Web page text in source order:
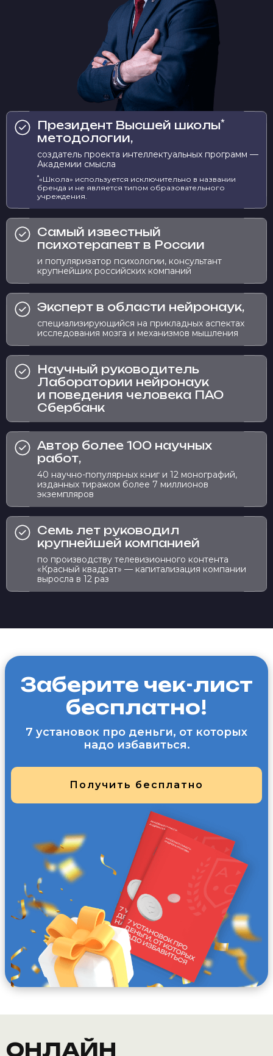
Президент Высшей школы*
методологии,
создатель проекта интеллектуальных программ —
Академии смысла
*«Школа» используется исключительно в названии
бренда и не является типом образовательного
учреждения.
Самый известный
психотерапевт в России
и популяризатор психологии, консультант
крупнейших российских компаний
Эксперт в области нейронаук,
специализирующийся на прикладных аспектах
исследования мозга и механизмов мышления
Научный руководитель
Лаборатории нейронаук
и поведения человека ПАО
Сбербанк
Автор более 100 научных
работ,
40 научно-популярных книг и 12 монографий,
изданных тиражом более 7 миллионов
экземпляров
Семь лет руководил
крупнейшей компанией
по производству телевизионного контента
«Красный квадрат» — капитализация компании
выросла в 12 раз
Заберите чек-лист
бесплатно!
7 установок про деньги, от которых
надо избавиться.
Получить бесплатно
ОНЛАЙН